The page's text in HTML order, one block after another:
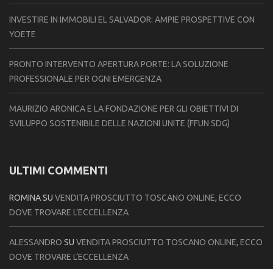
INVESTIRE IN IMMOBILI EL SALVADOR: AMPIE PROSPETTIVE CON
YOETE
PRONTO INTERVENTO APERTURA PORTE: LA SOLUZIONE
PROFESSIONALE PER OGNI EMERGENZA
MAURIZIO ARONICA E LA FONDAZIONE PER GLI OBIETTIVI DI
SVILUPPO SOSTENIBILE DELLE NAZIONI UNITE (FFUN SDG)
ULTIMI COMMENTI
ROMINASU VENDITA PROSCIUTTO TOSCANO ONLINE, ECCO
DOVE TROVARE L’ECCELLENZA
ALESSANDRO SU VENDITA PROSCIUTTO TOSCANO ONLINE, ECCO
DOVE TROVARE L’ECCELLENZA